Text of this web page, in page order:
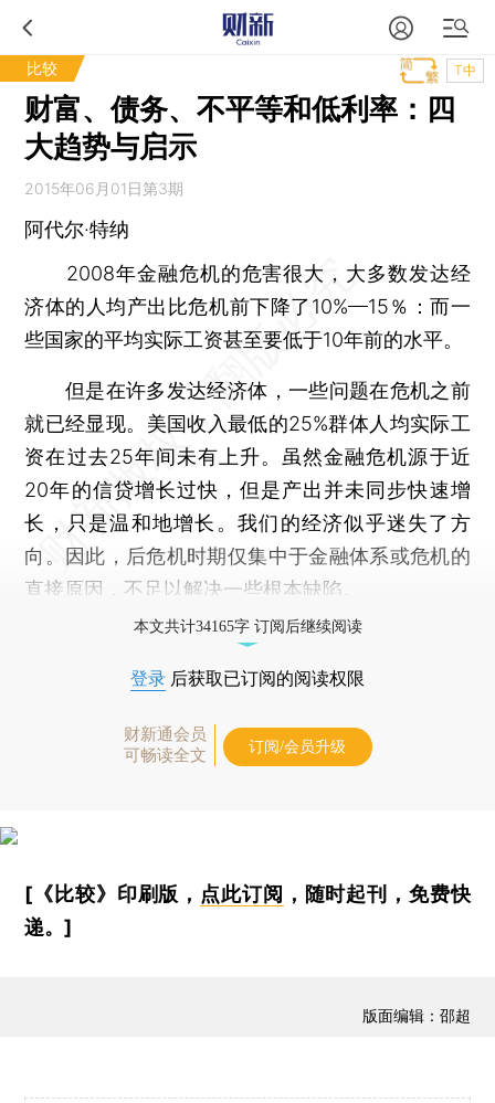
比较 T中
财富、债务、不平等和低利率：四
大趋势与启示
2015年06月01日第3期
阿代尔·特纳
2008年金融危机的危害很大，大多数发达经
济体的人均产出比危机前下降了10%—15％：而一
些国家的平均实际工资甚至要低于10年前的水平。
但是在许多发达经济体，一些问题在危机之前
就已经显现。美国收入最低的25%群体人均实际工
资在过去25年间未有上升。虽然金融危机源于近
20年的信贷增长过快，但是产出并未同步快速增
长，只是温和地增长。我们的经济似乎迷失了方
向。因此，后危机时期仅集中于金融体系或危机的
直接原因，不足以解决一些根本缺陷。
本文共计34165字 订阅后继续阅读
登录 后获取已订阅的阅读权限
财新通会员
可畅读全文
订阅/会员升级
[《比较》印刷版， 点此订阅 ，随时起刊，免费快
递。]
版面编辑：邵超